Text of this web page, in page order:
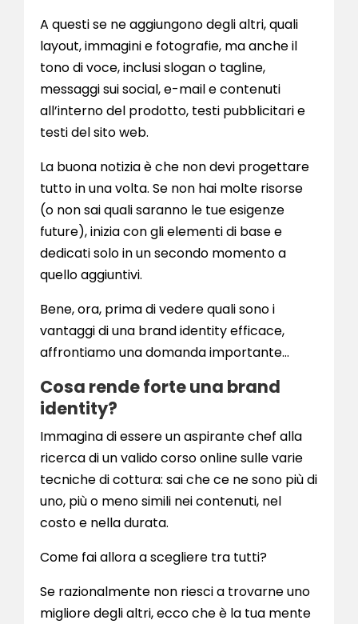
A questi se ne aggiungono degli altri, quali
layout, immagini e fotografie, ma anche il
tono di voce, inclusi slogan o tagline,
messaggi sui social, e-mail e contenuti
all’interno del prodotto, testi pubblicitari e
testi del sito web.
La buona notizia è che non devi progettare
tutto in una volta. Se non hai molte risorse
(o non sai quali saranno le tue esigenze
future), inizia con gli elementi di base e
dedicati solo in un secondo momento a
quello aggiuntivi.
Bene, ora, prima di vedere quali sono i
vantaggi di una brand identity efficace,
affrontiamo una domanda importante…
Cosa rende forte una brand
identity?
Immagina di essere un aspirante chef alla
ricerca di un valido corso online sulle varie
tecniche di cottura: sai che ce ne sono più di
uno, più o meno simili nei contenuti, nel
costo e nella durata.
Come fai allora a scegliere tra tutti?
Se razionalmente non riesci a trovarne uno
migliore degli altri, ecco che è la tua mente